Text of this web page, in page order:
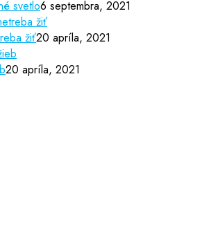
svetlo6 septembra, 2021
žiť20 apríla, 2021
20 apríla, 2021